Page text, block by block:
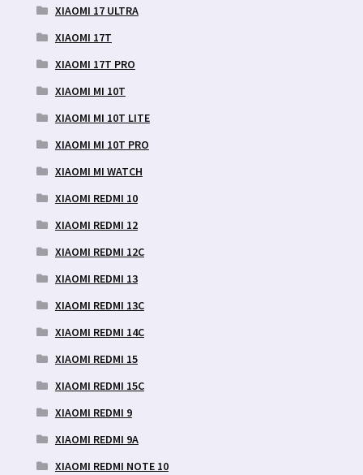
XIAOMI 17 ULTRA
XIAOMI 17T
XIAOMI 17T PRO
XIAOMI MI 10T
XIAOMI MI 10T LITE
XIAOMI MI 10T PRO
XIAOMI MI WATCH
XIAOMI REDMI 10
XIAOMI REDMI 12
XIAOMI REDMI 12C
XIAOMI REDMI 13
XIAOMI REDMI 13C
XIAOMI REDMI 14C
XIAOMI REDMI 15
XIAOMI REDMI 15C
XIAOMI REDMI 9
XIAOMI REDMI 9A
XIAOMI REDMI NOTE 10